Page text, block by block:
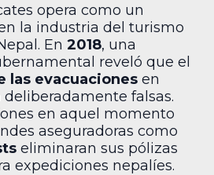
opera como un
la industria del turismo
En 2018, una
reveló que el
las evacuaciones en
falsas.
en aquel momento
aseguradoras como
eliminaran sus pólizas
expediciones nepalíes.